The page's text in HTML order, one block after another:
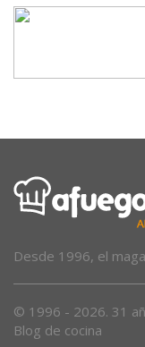
Desde 1996, el
© 1996 - 2026. 31
Blog de cocina